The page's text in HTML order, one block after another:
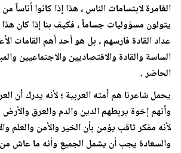
الغامرة لابتسامات الناس ، هذا إذا كانوا أناساً من
يتولون مسؤوليات جساماً ، فكيف بنا إذا كان
عداد القادة فارسهم ، بل هو أحد أهم القامات
الساسة والقادة والاقتصاديين والاجتماعيين
الحاضر .
يحمل شاعرنا هم أمته العربية ؛ لأنه يدرك أن
وأنهم إخوة يربطهم الدين والدم والعرق والأرض
لأنه مفكر ثاقب يؤمن بأن الخير والأمن والعلم
والسعادة يجب أن يشمل الجميع وأنه ما عاش